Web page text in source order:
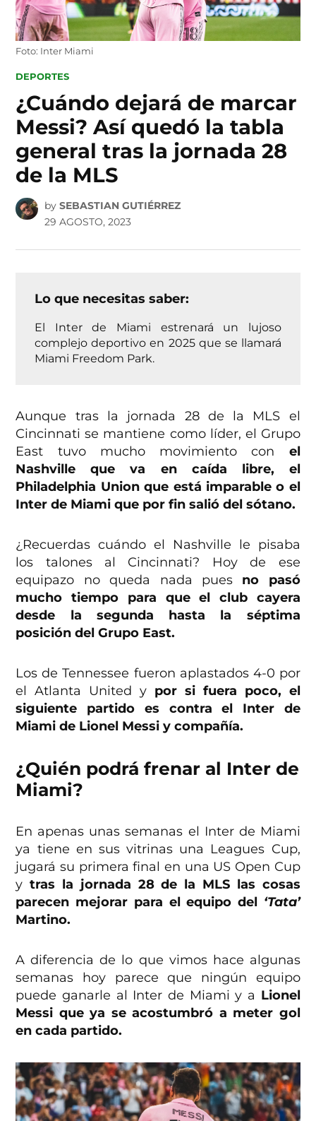
Foto: Inter Miami
POSTED
DEPORTES
¿Cuándo dejará de marcar
Messi? Así quedó la tabla
general tras la jornada 28
de la MLS
by SEBASTIAN GUTIÉRREZ
29 AGOSTO, 2023
Lo que necesitas saber:
El Inter de Miami estrenará un lujoso
complejo deportivo en 2025 que se llamará
Miami Freedom Park.
Aunque tras la jornada 28 de la MLS el
Cincinnati se mantiene como líder, el Grupo
East tuvo mucho movimiento con el
Nashville que va en caída libre, el
Philadelphia Union que está imparable o el
Inter de Miami que por fin salió del sótano.
¿Recuerdas cuándo el Nashville le pisaba
los talones al Cincinnati? Hoy de ese
equipazo no queda nada puesno pasó
mucho tiempo para que el club cayera
desde la segunda hasta la séptima
posición del Grupo East.
Los de Tennessee fueron aplastados 4-0 por
el Atlanta United y por si fuera poco, el
siguiente partido es contra el Inter de
Miami de Lionel Messi y compañía.
¿Quién podrá frenar al Inter de
Miami?
En apenas unas semanas el Inter de Miami
ya tiene en sus vitrinas una Leagues Cup,
jugará su primera final en una US Open Cup
ytras la jornada 28 de la MLS las cosas
parecen mejorar para el equipo del ‘Tata’
Martino.
A diferencia de lo que vimos hace algunas
semanas hoy parece que ningún equipo
puede ganarle al Inter de Miami y a Lionel
Messi que ya se acostumbró a meter gol
en cada partido.